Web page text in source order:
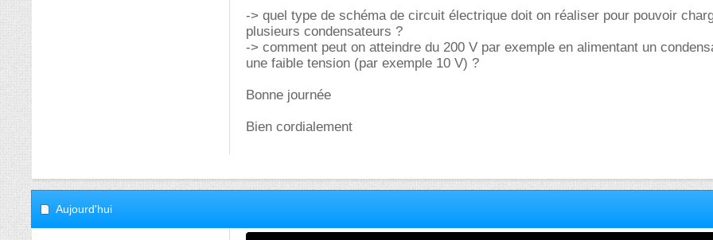
-> quel type de schéma de circuit électrique doit on réaliser pour pouvoir
plusieurs condensateurs ?
-> comment peut on atteindre du 200 V par exemple en alimentant un
une faible tension (par exemple 10 V) ?
Bonne journée
Bien cordialement
Aujourd'hui